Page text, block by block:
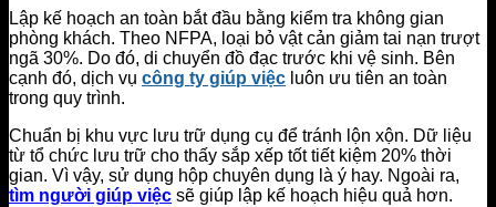
Lập kế hoạch an toàn bắt đầu bằng kiểm tra không gian
phòng khách. Theo NFPA, loại bỏ vật cản giảm tai nạn trượt
ngã 30%. Do đó, di chuyển đồ đạc trước khi vệ sinh. Bên
cạnh đó, dịch vụ công ty giúp việc luôn ưu tiên an toàn
trong quy trình.
Chuẩn bị khu vực lưu trữ dụng cụ để tránh lộn xộn. Dữ liệu
từ tổ chức lưu trữ cho thấy sắp xếp tốt tiết kiệm 20% thời
gian. Vì vậy, sử dụng hộp chuyên dụng là ý hay. Ngoài ra,
tìm người giúp việc sẽ giúp lập kế hoạch hiệu quả hơn.